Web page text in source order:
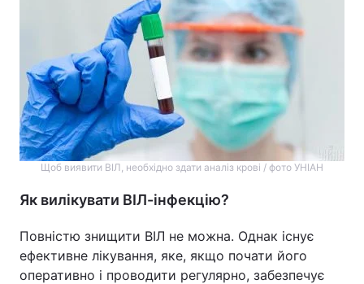
Щоб виявити ВІЛ, необхідно здати аналіз крові / фото УНІАН
Як вилікувати ВІЛ-інфекцію?
Повністю знищити ВІЛ не можна. Однак існує
ефективне лікування, яке, якщо почати його
оперативно і проводити регулярно, забезпечує